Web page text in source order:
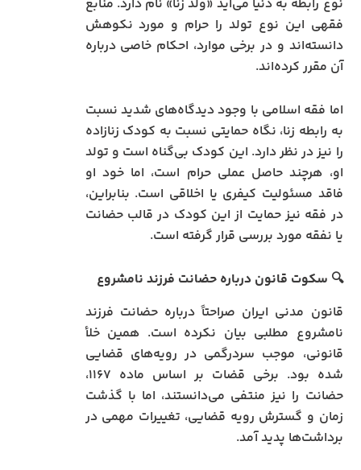
نوع رابطه به دنیا می‌آید «ولد زنا» نام دارد. منابع
فقهی این نوع تولد را حرام و مورد نکوهش
دانسته‌اند و در برخی موارد، احکام خاصی درباره
آن مقرر کرده‌اند.
اما فقه اسلامی با وجود دیدگاه‌های شدید نسبت
به رابطه زنا، نگاه حمایتی نسبت به کودک زنازاده
را نیز در نظر دارد. این کودک بی‌گناه است و تولد
او، هرچند حاصل عملی حرام است، اما خود او
فاقد مسئولیت کیفری یا اخلاقی است. بنابراین،
در فقه نیز حمایت از این کودک در قالب حضانت
یا نفقه مورد بررسی قرار گرفته است.
🔍 سکوت قانون درباره حضانت فرزند نامشروع
قانون مدنی ایران صراحتاً درباره حضانت فرزند
نامشروع مطلبی بیان نکرده است. همین خلأ
قانونی، موجب سردرگمی در رویه‌های قضایی
شده بود. برخی قضات بر اساس ماده ۱۱۶۷،
حضانت را نیز منتفی می‌دانستند، اما با گذشت
زمان و گسترش رویه قضایی، تغییرات مهمی در
برداشت‌ها پدید آمد.